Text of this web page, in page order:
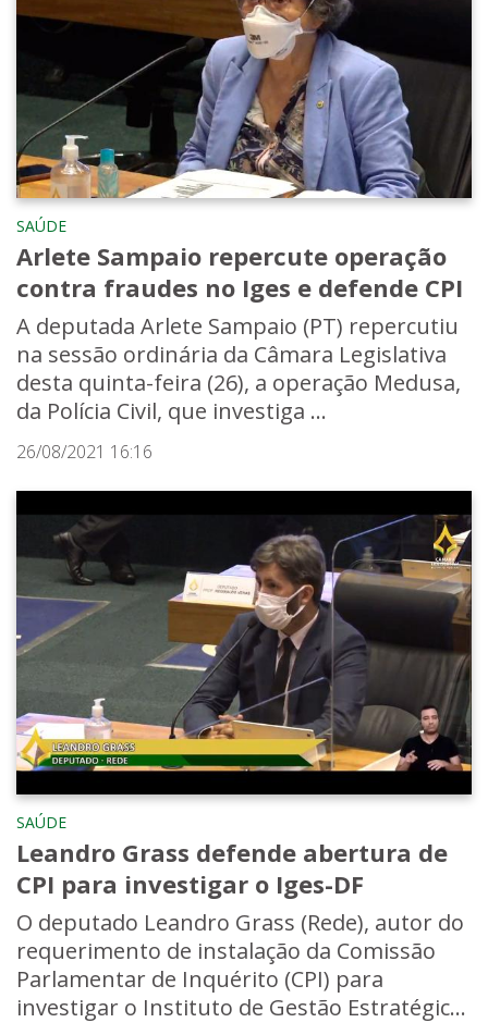
SAÚDE
Arlete Sampaio repercute operação
contra fraudes no Iges e defende CPI
A deputada Arlete Sampaio (PT) repercutiu
na sessão ordinária da Câmara Legislativa
desta quinta-feira (26), a operação Medusa,
da Polícia Civil, que investiga ...
26/08/2021 16:16
SAÚDE
Leandro Grass defende abertura de
CPI para investigar o Iges-DF
O deputado Leandro Grass (Rede), autor do
requerimento de instalação da Comissão
Parlamentar de Inquérito (CPI) para
investigar o Instituto de Gestão Estratégic...